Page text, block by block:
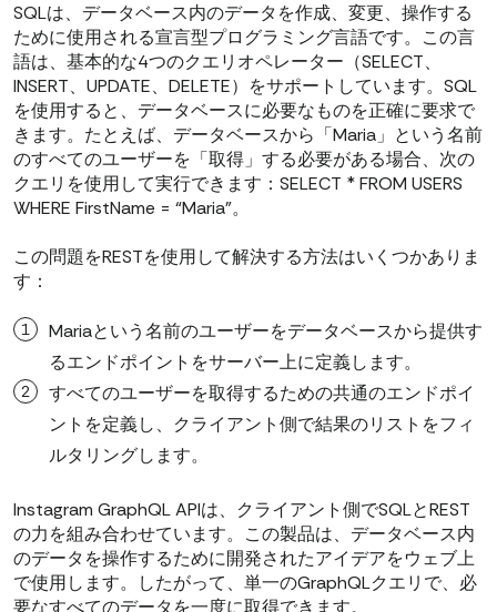
SQLは、データベース内のデータを作成、変更、操作する
ために使用される宣言型プログラミング言語です。この言
語は、基本的な4つのクエリオペレーター（SELECT、
INSERT、UPDATE、DELETE）をサポートしています。SQL
を使用すると、データベースに必要なものを正確に要求で
きます。たとえば、データベースから「Maria」という名前
のすべてのユーザーを「取得」する必要がある場合、次の
クエリを使用して実行できます：SELECT * FROM USERS
WHERE FirstName = “Maria”。
この問題をRESTを使用して解決する方法はいくつかありま
す：
Mariaという名前のユーザーをデータベースから提供す
るエンドポイントをサーバー上に定義します。
すべてのユーザーを取得するための共通のエンドポイ
ントを定義し、クライアント側で結果のリストをフィ
ルタリングします。
Instagram GraphQL APIは、クライアント側でSQLとREST
の力を組み合わせています。この製品は、データベース内
のデータを操作するために開発されたアイデアをウェブ上
で使用します。したがって、単一のGraphQLクエリで、必